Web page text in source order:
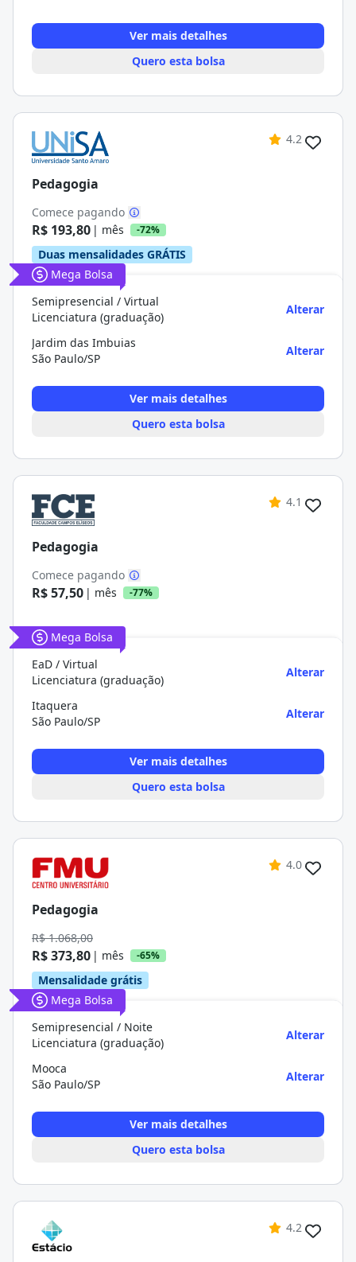
Ver mais detalhes
Quero esta bolsa
4.2
Pedagogia
Comece pagando
R$ 193,80 | mês -72%
Duas mensalidades GRÁTIS
Mega Bolsa
Semipresencial / Virtual
Licenciatura (graduação)
Alterar
Jardim das Imbuias
São Paulo/SP
Alterar
Ver mais detalhes
Quero esta bolsa
4.1
Pedagogia
Comece pagando
R$ 57,50 | mês -77%
Mega Bolsa
EaD / Virtual
Licenciatura (graduação)
Alterar
Itaquera
São Paulo/SP
Alterar
Ver mais detalhes
Quero esta bolsa
4.0
Pedagogia
R$ 1.068,00
R$ 373,80 | mês -65%
Mensalidade grátis
Mega Bolsa
Semipresencial / Noite
Licenciatura (graduação)
Alterar
Mooca
São Paulo/SP
Alterar
Ver mais detalhes
Quero esta bolsa
4.2